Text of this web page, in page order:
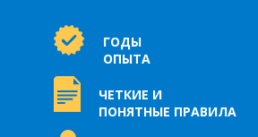
ГОДЫ
ОПЫТА
ЧЕТКИЕ И
ПОНЯТНЫЕ ПРАВИЛА